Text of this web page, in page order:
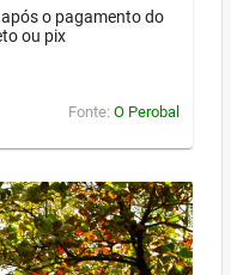
o pagamento do
ou pix
Fonte: O Perobal